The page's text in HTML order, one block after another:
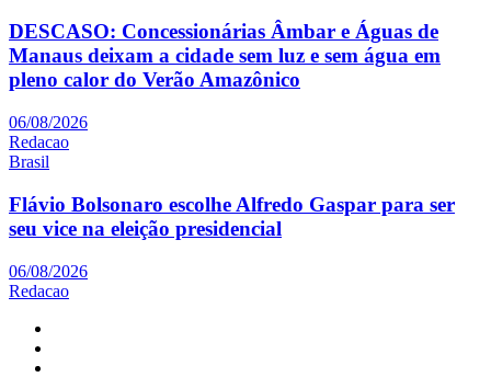
DESCASO: Concessionárias Âmbar e Águas de
Manaus deixam a cidade sem luz e sem água em
pleno calor do Verão Amazônico
06/08/2026
Redacao
Brasil
Flávio Bolsonaro escolhe Alfredo Gaspar para ser
seu vice na eleição presidencial
06/08/2026
Redacao